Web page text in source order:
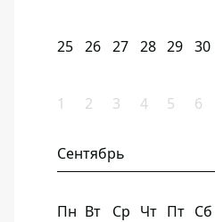
25 26 27 28 29 30
1 2 3 4 5 6
Сентябрь
Пн Вт Ср Чт Пт Сб